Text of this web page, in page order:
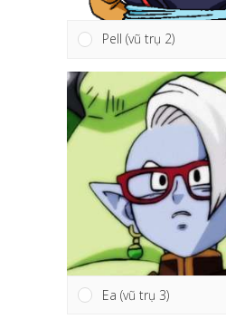
Pell (vũ trụ 2)
Ea (vũ trụ 3)